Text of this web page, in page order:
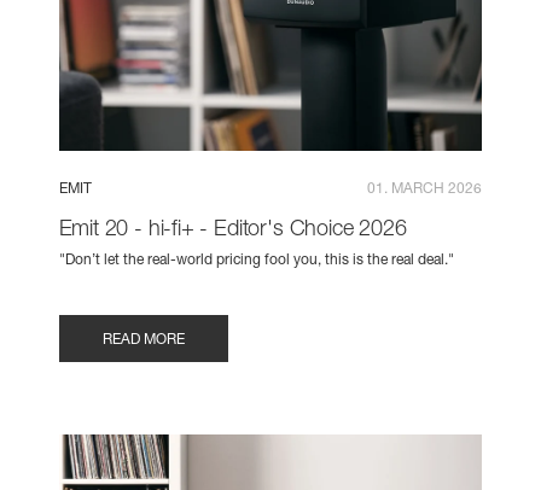
EMIT 01. MARCH 2026
Emit 20 - hi-fi+ - Editor's Choice 2026
"Don’t let the real-world pricing fool you, this is the real deal."
READ MORE